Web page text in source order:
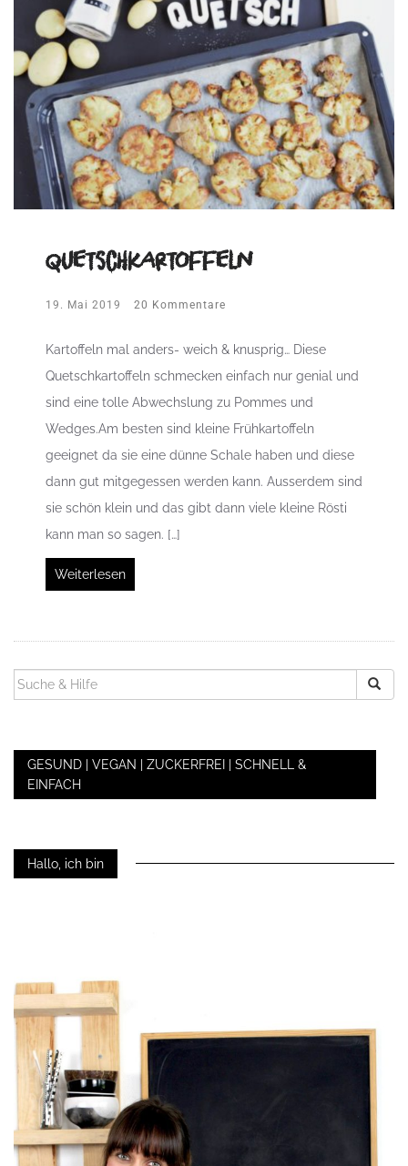
Quetschkartoffeln
19. Mai 2019 20 Kommentare
Kartoffeln mal anders- weich & knusprig… Diese
Quetschkartoffeln schmecken einfach nur genial und
sind eine tolle Abwechslung zu Pommes und
Wedges.Am besten sind kleine Frühkartoffeln
geeignet da sie eine dünne Schale haben und diese
dann gut mitgegessen werden kann. Ausserdem sind
sie schön klein und das gibt dann viele kleine Rösti
kann man so sagen. […]
Weiterlesen
SUCHEN
NACH:
GESUND | VEGAN | ZUCKERFREI | SCHNELL &
EINFACH
Hallo, ich bin